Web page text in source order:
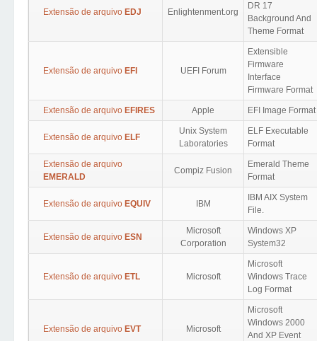
Extensão de arquivo EDJ Enlightenment.org
DR 17
Background And
Theme Format
Extensão de arquivo EFI UEFI Forum
Extensible
Firmware
Interface
Firmware Format
Extensão de arquivo EFIRES Apple EFI Image Format
Extensão de arquivo ELF
Unix System
Laboratories
ELF Executable
Format
Extensão de arquivo
EMERALD
Compiz Fusion
Emerald Theme
Format
Extensão de arquivo EQUIV IBM
IBM AIX System
File.
Extensão de arquivo ESN
Microsoft
Corporation
Windows XP
System32
Extensão de arquivo ETL Microsoft
Microsoft
Windows Trace
Log Format
Extensão de arquivo EVT Microsoft
Microsoft
Windows 2000
And XP Event